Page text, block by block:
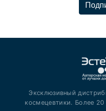
Эксклюзивный
космецевтики. Более